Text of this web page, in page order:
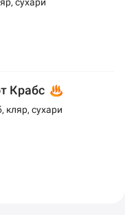
Крабс
кляр, сухари